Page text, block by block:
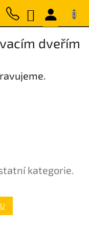
NÁKUPNÍ
KOŠÍK
dveřím
kategorie.